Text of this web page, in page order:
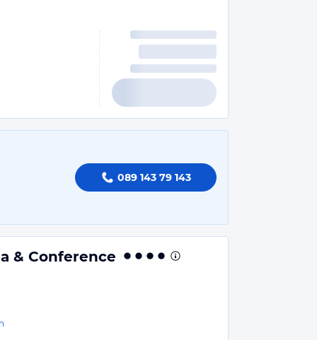
089 143 79 143
& Conference